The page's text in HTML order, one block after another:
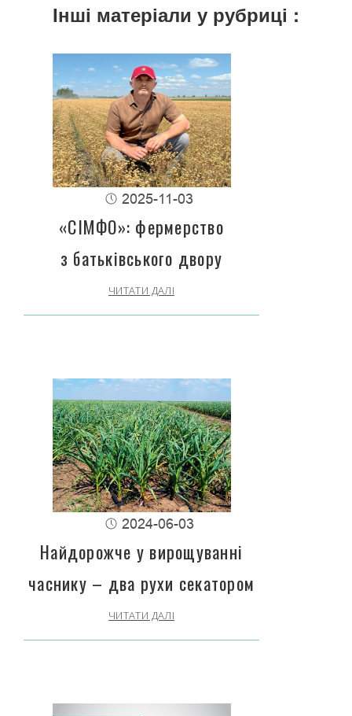
Інші матеріали у рубриці :
2025-11-03
«СІМФО»: фермерство
з батьківського двору
ЧИТАТИ ДАЛІ
2024-06-03
Найдорожче у вирощуванні
часнику – два рухи секатором
ЧИТАТИ ДАЛІ